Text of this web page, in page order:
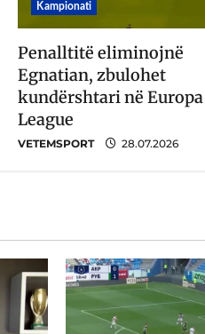
Kampionati
Penalltitë eliminojnë
Egnatian, zbulohet
kundërshtari në Europa
League
VETEMSPORT 28.07.2026